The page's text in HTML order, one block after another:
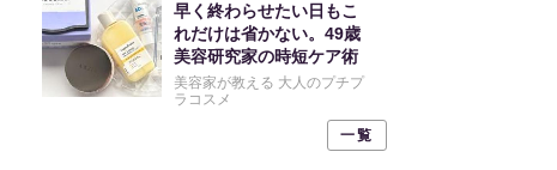
早く終わらせたい日もこ
れだけは省かない。49歳
美容研究家の時短ケア術
美容家が教える 大人のプチプ
ラコスメ
一覧